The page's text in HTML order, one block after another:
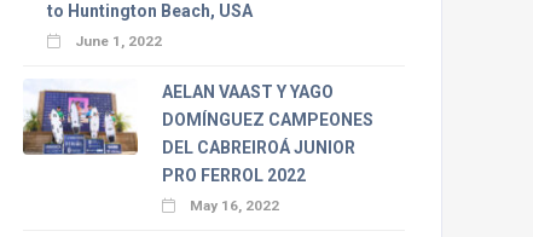
to Huntington Beach, USA
June 1, 2022
AELAN VAAST Y YAGO
DOMÍNGUEZ CAMPEONES
DEL CABREIROÁ JUNIOR
PRO FERROL 2022
May 16, 2022